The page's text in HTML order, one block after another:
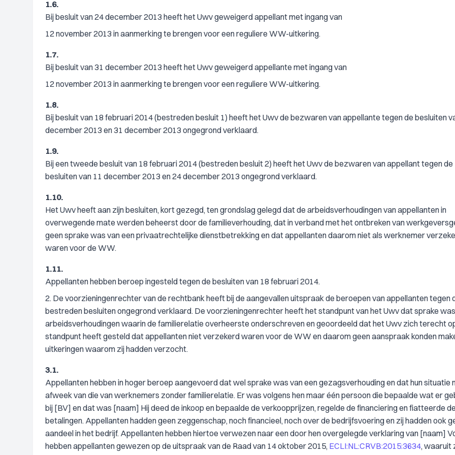
1.6.
Bij besluit van 24 december 2013 heeft het Uwv geweigerd appellant met ingang van
12 november 2013 in aanmerking te brengen voor een reguliere WW-uitkering.
1.7.
Bij besluit van 31 december 2013 heeft het Uwv geweigerd appellante met ingang van
12 november 2013 in aanmerking te brengen voor een reguliere WW-uitkering.
1.8.
Bij besluit van 18 februari 2014 (bestreden besluit 1) heeft het Uwv de bezwaren van appellante tegen de besluiten
december 2013 en 31 december 2013 ongegrond verklaard.
1.9.
Bij een tweede besluit van 18 februari 2014 (bestreden besluit 2) heeft het Uwv de bezwaren van appellant tegen de
besluiten van 11 december 2013 en 24 december 2013 ongegrond verklaard.
1.10.
Het Uwv heeft aan zijn besluiten, kort gezegd, ten grondslag gelegd dat de arbeidsverhoudingen van appellanten in
overwegende mate werden beheerst door de familieverhouding, dat in verband met het ontbreken van
geen sprake was van een privaatrechtelijke dienstbetrekking en dat appellanten daarom niet als werknemer
waren voor de WW.
1.11.
Appellanten hebben beroep ingesteld tegen de besluiten van 18 februari 2014.
2. De voorzieningenrechter van de rechtbank heeft bij de aangevallen uitspraak de beroepen van appellanten tegen
bestreden besluiten ongegrond verklaard. De voorzieningenrechter heeft het standpunt van het Uwv dat sprake
arbeidsverhoudingen waarin de familierelatie overheerste onderschreven en geoordeeld dat het Uwv zich terecht
standpunt heeft gesteld dat appellanten niet verzekerd waren voor de WW en daarom geen aanspraak konden
uitkeringen waarom zij hadden verzocht.
3.1.
Appellanten hebben in hoger beroep aangevoerd dat wel sprake was van een gezagsverhouding en dat hun situatie
afweek van die van werknemers zonder familierelatie. Er was volgens hen maar één persoon die bepaalde wat er
bij [BV] en dat was [naam] Hij deed de inkoop en bepaalde de verkoopprijzen, regelde de financiering en fiatteerde de
betalingen. Appellanten hadden geen zeggenschap, noch financieel, noch over de bedrijfsvoering en zij hadden ook
aandeel in het bedrijf. Appellanten hebben hiertoe verwezen naar een door hen overgelegde verklaring van [naam]
hebben appellanten gewezen op de uitspraak van de Raad van 14 oktober 2015, ECLI:NL:CRVB:2015:3634, waaruit